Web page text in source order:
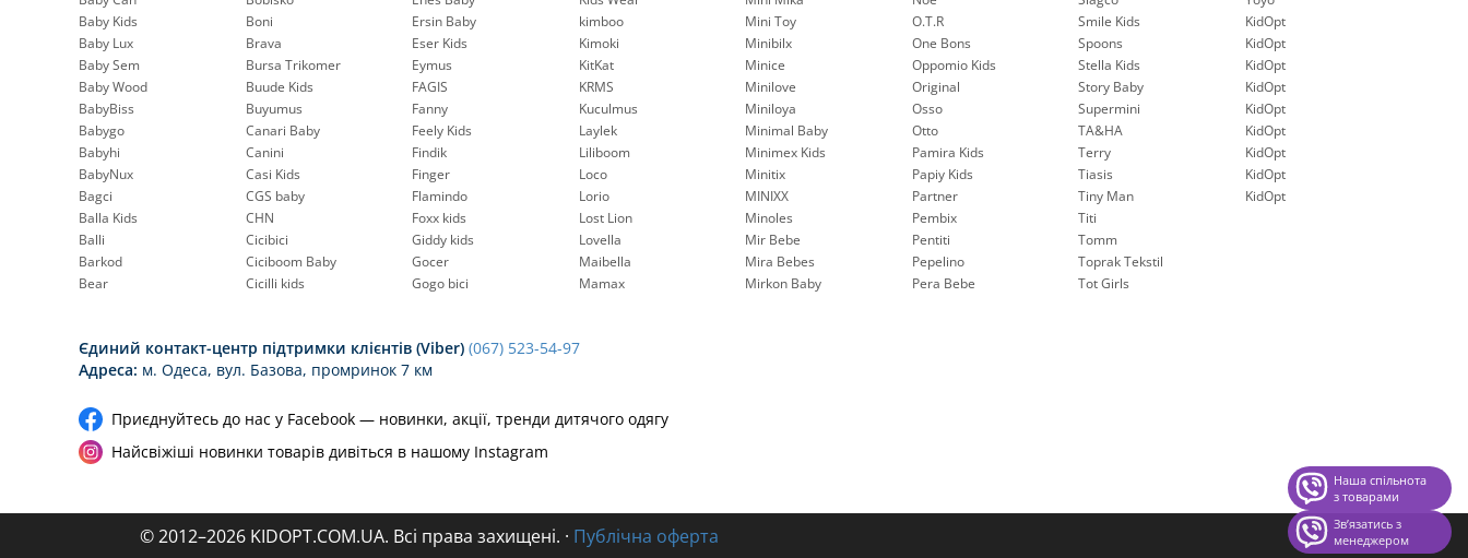
Baby Kids
Baby Lux
Baby Sem
Baby Wood
BabyBiss
Babygo
Babyhi
BabyNux
Bagci
Balla Kids
Balli
Barkod
Bear
Boni
Brava
Bursa Trikomer
Buude Kids
Buyumus
Canari Baby
Canini
Casi Kids
CGS baby
CHN
Cicibici
Ciciboom Baby
Cicilli kids
Ersin Baby
Eser Kids
Eymus
FAGIS
Fanny
Feely Kids
Findik
Finger
Flamindo
Foxx kids
Giddy kids
Gocer
Gogo bici
kimboo
Kimoki
KitKat
KRMS
Kuculmus
Laylek
Liliboom
Loco
Lorio
Lost Lion
Lovella
Maibella
Mamax
Mini Toy
Minibilx
Minice
Minilove
Miniloya
Minimal Baby
Minimex Kids
Minitix
MINIXX
Minoles
Mir Bebe
Mira Bebes
Mirkon Baby
O.T.R
One Bons
Oppomio Kids
Original
Osso
Otto
Pamira Kids
Papiy Kids
Partner
Pembix
Pentiti
Pepelinо
Pera Bebe
Smile Kids
Spoons
Stella Kids
Story Baby
Supermini
TA&HA
Terry
Tiasis
Tiny Man
Titi
Tomm
Toprak Tekstil
Tot Girls
KidOpt
KidOpt
KidOpt
KidOpt
KidOpt
KidOpt
KidOpt
KidOpt
KidOpt
Єдиний контакт-центр підтримки клієнтів (Viber) (067) 523-54-97
Адреса: м. Одеса, вул. Базова, промринок 7 км
Приєднуйтесь до нас у Facebook — новинки, акції, тренди дитячого одягу
Найсвіжіші новинки товарів дивіться в нашому Instagram
© 2012–2026 KIDOPT.COM.UA. Всі права захищені. · Публічна оферта
Наша спільнота
з товарами
Звʼязатись з
менеджером